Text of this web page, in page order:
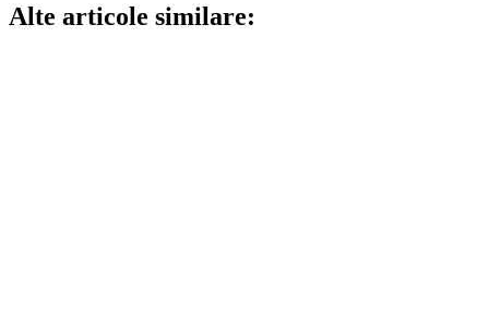
Alte articole similare: